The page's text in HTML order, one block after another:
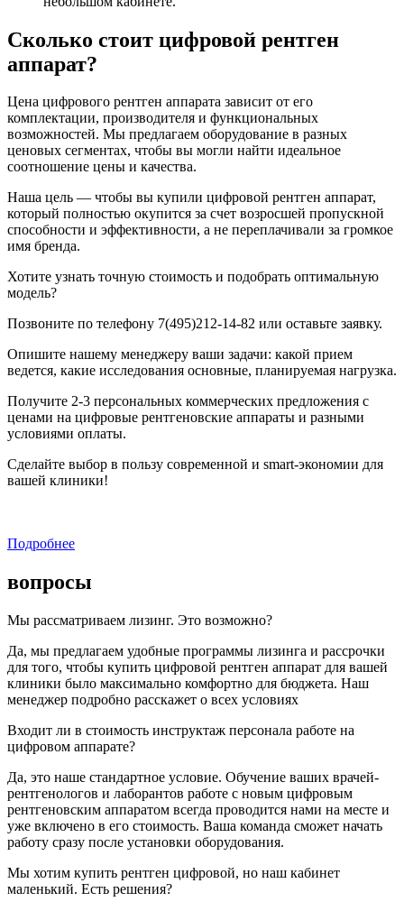
Сколько стоит цифровой рентген
аппарат?
Цена цифрового рентген аппарата зависит от его
комплектации, производителя и функциональных
возможностей. Мы предлагаем оборудование в разных
ценовых сегментах, чтобы вы могли найти идеальное
соотношение цены и качества.
Наша цель — чтобы вы купили цифровой рентген аппарат,
который полностью окупится за счет возросшей пропускной
способности и эффективности, а не переплачивали за громкое
имя бренда.
Хотите узнать точную стоимость и подобрать оптимальную
модель?
Позвоните по телефону 7(495)212-14-82 или оставьте заявку.
Опишите нашему менеджеру ваши задачи: какой прием
ведется, какие исследования основные, планируемая нагрузка.
Получите 2-3 персональных коммерческих предложения с
ценами на цифровые рентгеновские аппараты и разными
условиями оплаты.
Сделайте выбор в пользу современной и smart-экономии для
вашей клиники!
Подробнее
вопросы
Мы рассматриваем лизинг. Это возможно?
Да, мы предлагаем удобные программы лизинга и рассрочки
для того, чтобы купить цифровой рентген аппарат для вашей
клиники было максимально комфортно для бюджета. Наш
менеджер подробно расскажет о всех условиях
Входит ли в стоимость инструктаж персонала работе на
цифровом аппарате?
Да, это наше стандартное условие. Обучение ваших врачей-
рентгенологов и лаборантов работе с новым цифровым
рентгеновским аппаратом всегда проводится нами на месте и
уже включено в его стоимость. Ваша команда сможет начать
работу сразу после установки оборудования.
Мы хотим купить рентген цифровой, но наш кабинет
маленький. Есть решения?